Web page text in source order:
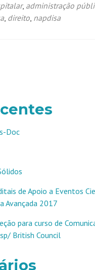
, administração
, direito, napdisa
Doc
de Apoio a Eventos
Avançada 2017
para curso de
British Council